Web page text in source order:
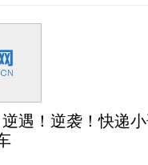
遇！逆袭！快递